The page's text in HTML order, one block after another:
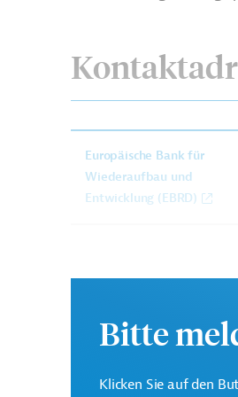
Europäische Bank für
Wiederaufbau und
Entwicklung (EBRD)
Originaldokument:
Georgien
Finanzierung
Luft-,
Bitte
Klicken Sie auf den